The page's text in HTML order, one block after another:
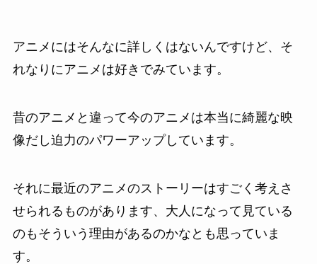
アニメにはそんなに詳しくはないんですけど、そ
れなりにアニメは好きでみています。
昔のアニメと違って今のアニメは本当に綺麗な映
像だし迫力のパワーアップしています。
それに最近のアニメのストーリーはすごく考えさ
せられるものがあります、大人になって見ている
のもそういう理由があるのかなとも思っていま
す。